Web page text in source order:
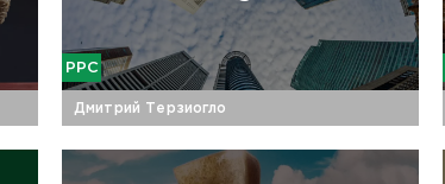
PPC
Дмитрий Терзиогло